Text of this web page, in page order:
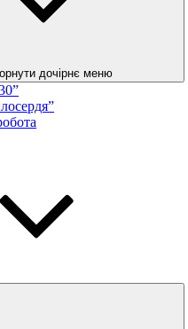
дочірнє меню